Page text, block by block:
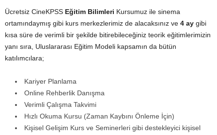
Ücretsiz CineKPSS Eğitim Bilimleri Kursumuz ile sinema
ortamındaymış gibi kurs merkezlerimiz de alacaksınız ve 4 ay gibi
kısa süre de verimli bir şekilde bitirebileceğiniz teorik eğitimlerimizin
yanı sıra, Uluslararası Eğitim Modeli kapsamın da bütün
katılımcılara;
Kariyer Planlama
Online Rehberlik Danışma
Verimli Çalışma Takvimi
Hızlı Okuma Kursu (Zaman Kaybını Önleme İçin)
Kişisel Gelişim Kurs ve Seminerleri gibi destekleyici kişisel